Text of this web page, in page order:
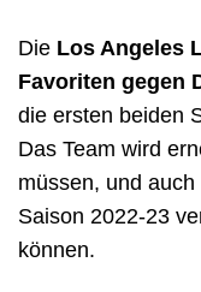
Die Los Angeles
Favoriten gegen
die ersten beiden
Das Team wird
müssen, und
Saison 2022-23
können.